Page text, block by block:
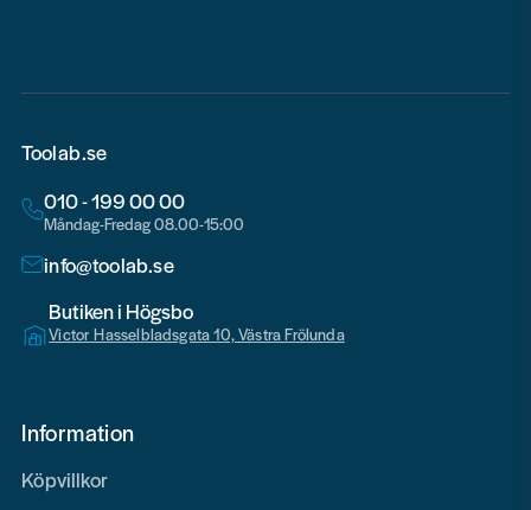
Toolab.se
010 - 199 00 00
Måndag-Fredag 08.00-15:00
info@toolab.se
Butiken i Högsbo
Victor Hasselbladsgata 10, Västra Frölunda
Information
Köpvillkor